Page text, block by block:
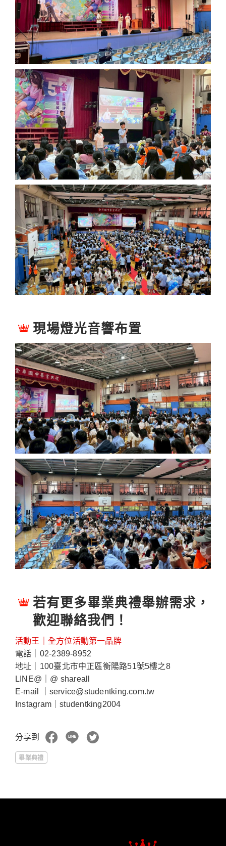
現場燈光音響布置
若有更多畢業典禮舉辦需求，
歡迎聯絡我們！
活動王｜全方位活動第一品牌
電話｜02-2389-8952
地址｜100臺北市中正區衡陽路51號5樓之8
LINE@｜@ shareall
E-mail ｜service@studentking.com.tw
Instagram｜studentking2004
分享到
畢業典禮